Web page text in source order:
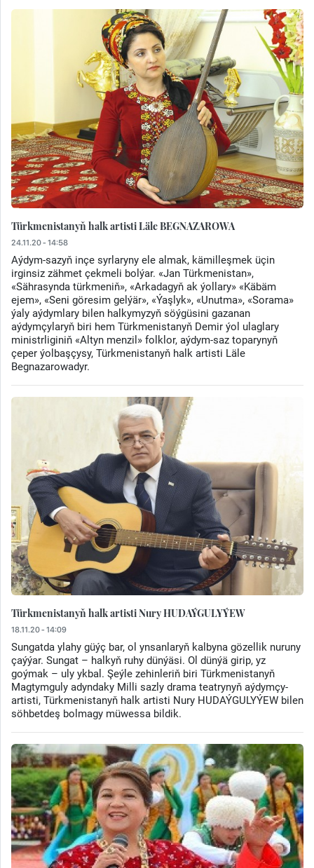
Türkmenistanyň halk artisti Läle BEGNAZAROWA
24.11.20 - 14:58
Aýdym-sazyň inçe syrlaryny ele almak, kämilleşmek üçin
irginsiz zähmet çekmeli bolýar. «Jan Türkmenistan»,
«Sährasynda türkmeniň», «Arkadagyň ak ýollary» «Käbäm
ejem», «Seni göresim gelýär», «Ýaşlyk», «Unutma», «Sorama»
ýaly aýdymlary bilen halkymyzyň söýgüsini gazanan
aýdymçylaryň biri hem Türkmenistanyň Demir ýol ulaglary
ministrliginiň «Altyn menzil» folklor, aýdym-saz toparynyň
çeper ýolbaşçysy, Türkmenistanyň halk artisti Läle
Begnazarowadyr.
Türkmenistanyň halk artisti Nury HUDAÝGULYÝEW
18.11.20 - 14:09
Sungatda ylahy güýç bar, ol ynsanlaryň kalbyna gözellik nuruny
çaýýar. Sungat – halkyň ruhy dünýäsi. Ol dünýä girip, yz
goýmak – uly ykbal. Şeýle zehinleriň biri Türkmenistanyň
Magtymguly adyndaky Milli sazly drama teatrynyň aýdymçy-
artisti, Türkmenistanyň halk artisti Nury HUDAÝGULYÝEW bilen
söhbetdeş bolmagy müwessa bildik.